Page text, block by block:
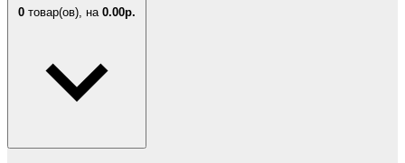
0 товар(ов), на 0.00р.